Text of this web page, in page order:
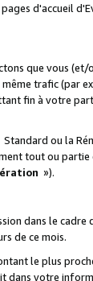
d'accueil
que vous (et/
trafic (par
fin à votre
ou la
tout ou partie
»).
dans le cadre
de ce mois.
le plus
dans votre